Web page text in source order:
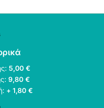
5,00 €
9,80 €
+ 1,80 €